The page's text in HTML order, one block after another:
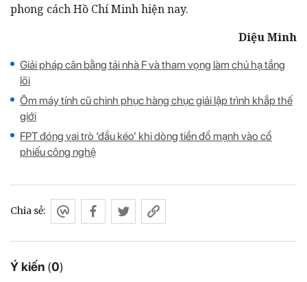
phong cách Hồ Chí Minh hiện nay.
Diệu Minh
Giải pháp cân bằng tải nhà F và tham vọng làm chủ hạ tầng
lõi
Ôm máy tính cũ chinh phục hàng chục giải lập trình khắp thế
giới
FPT đóng vai trò ‘đầu kéo’ khi dòng tiền đổ mạnh vào cổ
phiếu công nghệ
Ý kiến (0)
Chia sẻ: